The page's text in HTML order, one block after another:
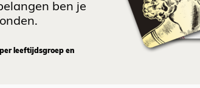
ben je
leeftijdsgroep en